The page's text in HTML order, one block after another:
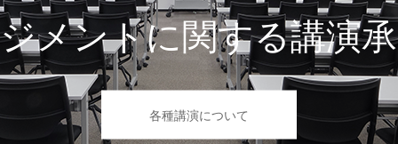
メントに関する講演
各種講演について